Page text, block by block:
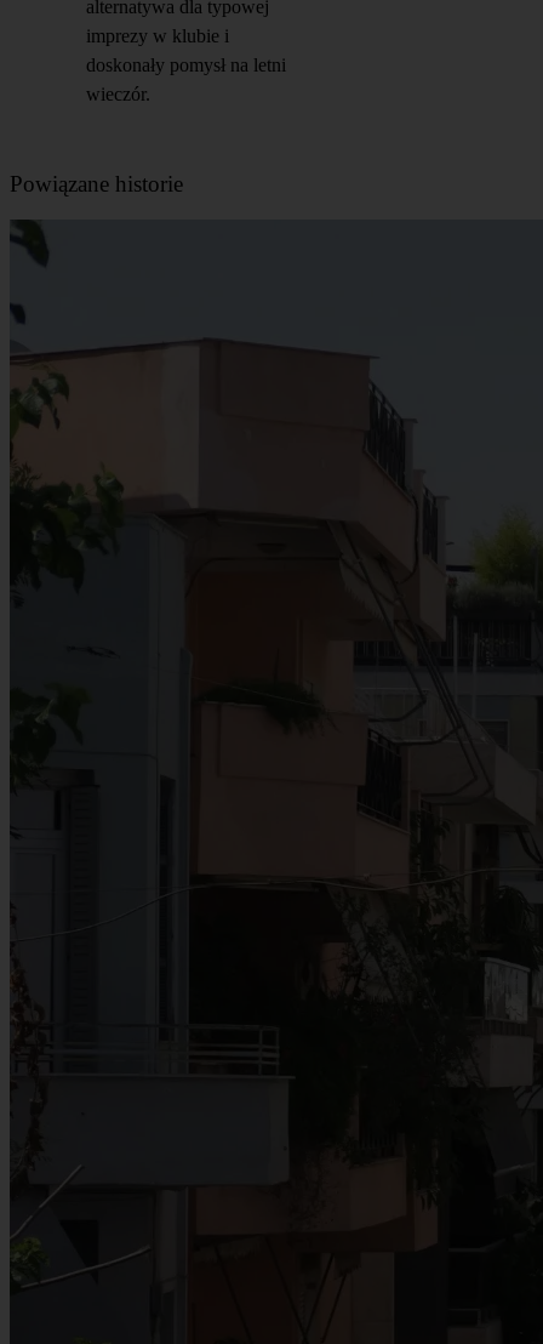
alternatywa dla typowej
imprezy w klubie i
doskonały pomysł na letni
wieczór.
Powiązane historie